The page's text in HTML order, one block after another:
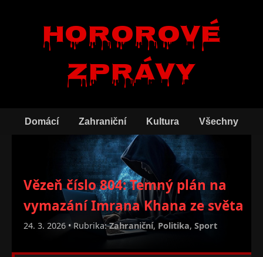
Hororové
zprávy
Domácí Zahraniční Kultura Všechny
Vězeň číslo 804: Temný plán na
vymazání Imrana Khana ze světa
24. 3. 2026 • Rubrika:Zahraniční, Politika, Sport